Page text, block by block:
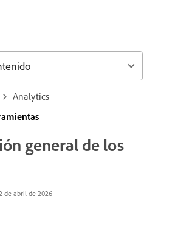
Analytics
general de los
de abril de 2026